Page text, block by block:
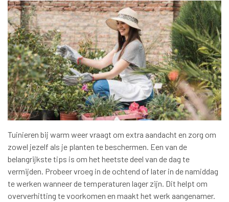
Tuinieren bij warm weer vraagt om extra aandacht en zorg om
zowel jezelf als je planten te beschermen. Een van de
belangrijkste tips is om het heetste deel van de dag te
vermijden. Probeer vroeg in de ochtend of later in de namiddag
te werken wanneer de temperaturen lager zijn. Dit helpt om
oververhitting te voorkomen en maakt het werk aangenamer.